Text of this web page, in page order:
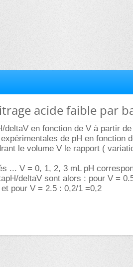
acide faible par
deltaV en fonction de V à partir
de pH en fonction
le volume V le rapport (
... V = 0, 1, 2, 3 mL pH
deltaV sont alors : pour V =
pour V = 2.5 : 0,2/1 =0,2